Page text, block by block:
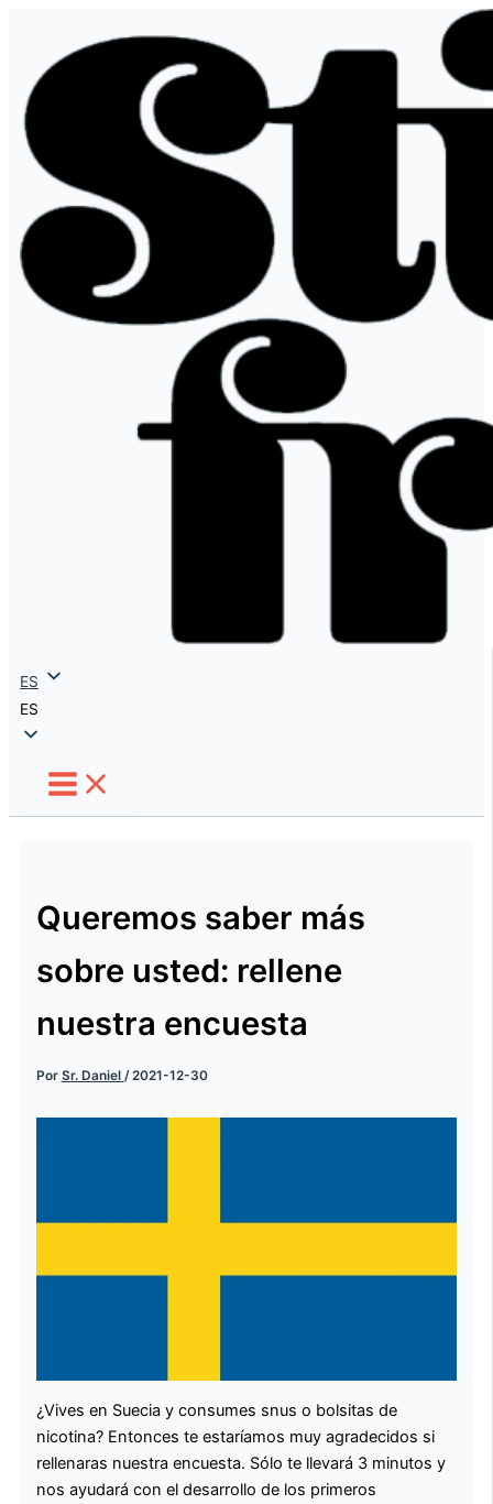
contenido
ES
ES
Queremos saber más
sobre usted: rellene
nuestra encuesta
Por Sr. Daniel /2021-12-30
¿Vives en Suecia y consumes snus o bolsitas de
nicotina? Entonces te estaríamos muy agradecidos si
rellenaras nuestra encuesta. Sólo te llevará 3 minutos y
nos ayudará con el desarrollo de los primeros